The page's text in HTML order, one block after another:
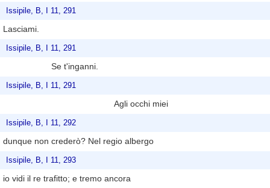
Issipile, B, I 11, 291
Lasciami.
Issipile, B, I 11, 291
Se t'inganni.
Issipile, B, I 11, 291
Agli occhi miei
Issipile, B, I 11, 292
dunque non crederò? Nel regio albergo
Issipile, B, I 11, 293
io vidi il re trafitto; e tremo ancora